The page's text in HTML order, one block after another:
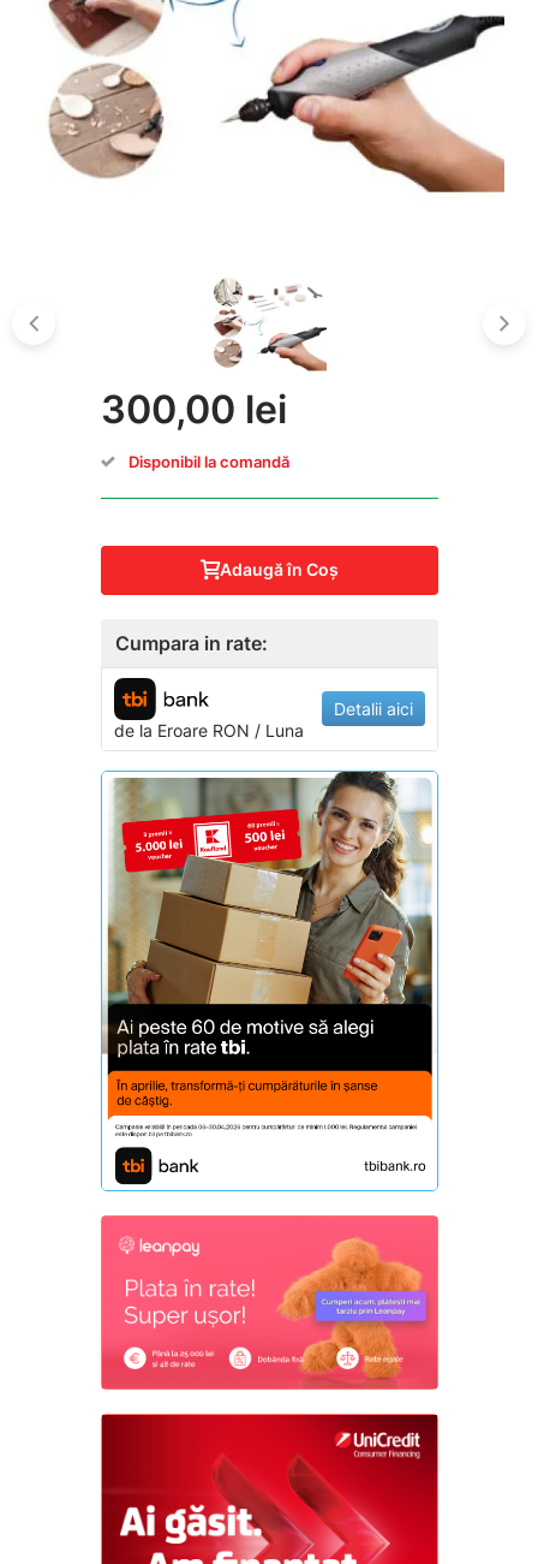
300,00 lei
Disponibil la comandă
Adaugă în Coş
Cumpara in rate:
de la EroareRON / Luna
Detalii aici